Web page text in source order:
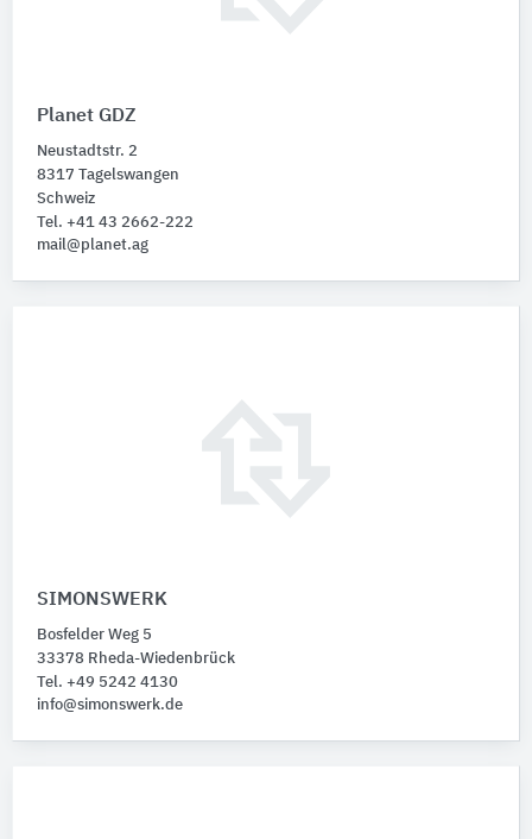
Planet GDZ
Neustadtstr. 2
8317 Tagelswangen
Schweiz
Tel. +41 43 2662-222
mail@planet.ag
SIMONSWERK
Bosfelder Weg 5
33378 Rheda-Wiedenbrück
Tel. +49 5242 4130
info@simonswerk.de